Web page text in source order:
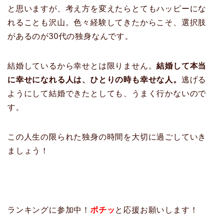
と思いますが、考え方を変えたらとてもハッピーにな
れることも沢山。色々経験してきたからこそ、選択肢
があるのが30代の独身なんです。
結婚しているから幸せとは限りません。結婚して本当
に幸せになれる人は、ひとりの時も幸せな人。 逃げる
ようにして結婚できたとしても、うまく行かないので
す。
この人生の限られた独身の時間を大切に過ごしていき
ましょう！
ランキングに参加中！ ポチッ と応援お願いします！